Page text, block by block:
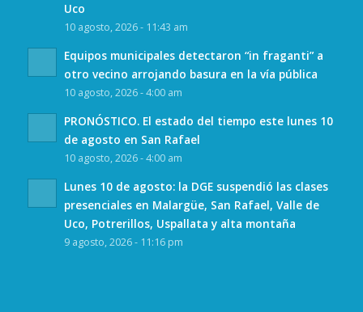
Uco
10 agosto, 2026 - 11:43 am
Equipos municipales detectaron “in fraganti” a
otro vecino arrojando basura en la vía pública
10 agosto, 2026 - 4:00 am
PRONÓSTICO. El estado del tiempo este lunes 10
de agosto en San Rafael
10 agosto, 2026 - 4:00 am
Lunes 10 de agosto: la DGE suspendió las clases
presenciales en Malargüe, San Rafael, Valle de
Uco, Potrerillos, Uspallata y alta montaña
9 agosto, 2026 - 11:16 pm